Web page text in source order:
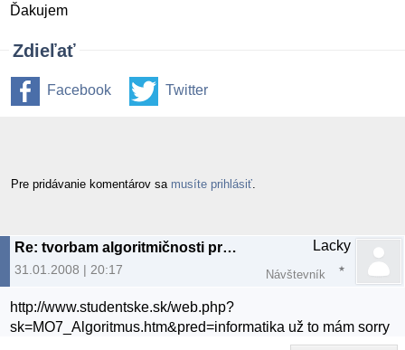
Ďakujem
Zdieľať
Facebook Twitter
Pre pridávanie komentárov sa musíte prihlásiť
Re: tvorbam algoritmičnosti programu
31.01.2008 | 20:17
Lacky
Návštevník
http://www.studentske.sk/web.php?
sk=MO7_Algoritmus.htm&pred=informatika už to mám sorry